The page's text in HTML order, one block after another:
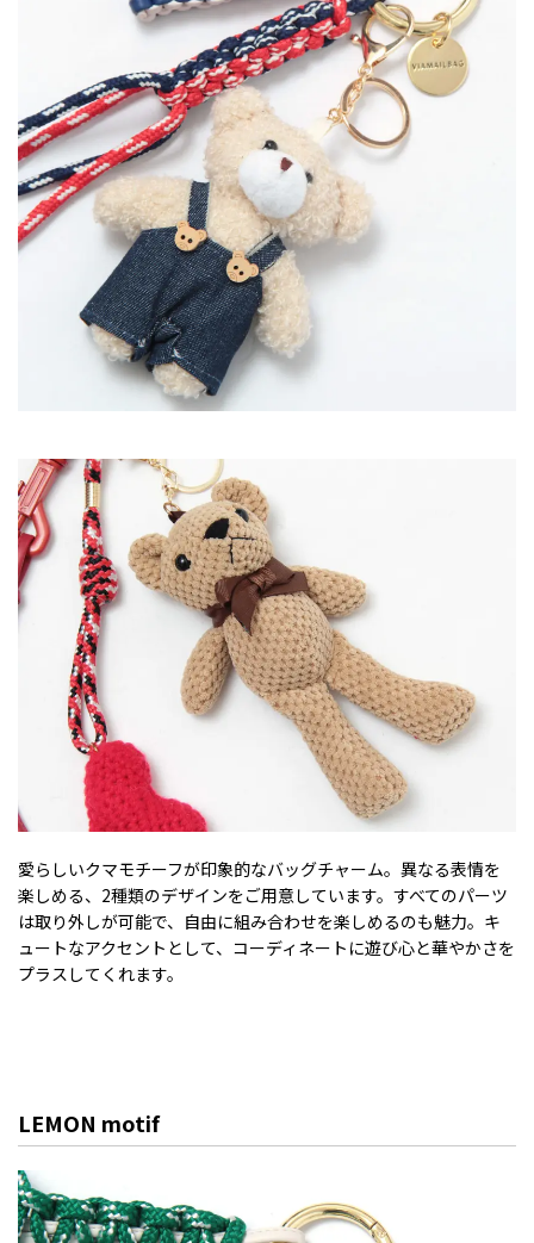
愛らしいクマモチーフが印象的なバッグチャーム。異なる表情を
楽しめる、2種類のデザインをご用意しています。すべてのパーツ
は取り外しが可能で、自由に組み合わせを楽しめるのも魅力。キ
ュートなアクセントとして、コーディネートに遊び心と華やかさを
プラスしてくれます。
LEMON motif